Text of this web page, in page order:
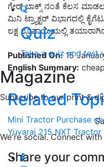
Quiz
Take a quiz and test
Magazine
Subscribe to our print &
We're social. Connect with
ಗೇರ್ ಬಾಕ್ಸ್ ನಂತೆ ಕೆಲಸ
ಮಿನಿ ಟ್ರ್ಯಾಕ್ಟರ್ ವಿಭಾಗದಲ್ಲಿ
ಲಕ್ಷ ರೂಪಾಯಿಯಲ್ಲಿ
Published On:15
English Summary:
Related
Mini Tractor Purchase
Yuvaraj 215 NXT Tractor
Share your